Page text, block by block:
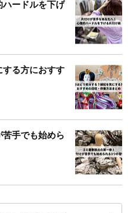
ハードルを下げ
する方におすす
手でも始めら